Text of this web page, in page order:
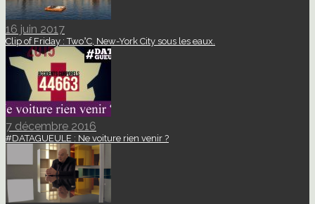
16 juin 2017
Clip of Friday : Two°C, New-York City sous les eaux.
7 décembre 2016
#DATAGUEULE : Ne voiture rien venir ?